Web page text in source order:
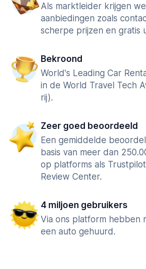
Als marktleider krijgen
aanbiedingen zoals
scherpe prijzen en gratis
Bekroond
World's Leading Car
in de World Travel Tech
rij).
Zeer goed beoordeeld
Een gemiddelde
basis van meer dan
op platforms als
Review Center.
4 miljoen gebruikers
Via ons platform hebben
een auto gehuurd.